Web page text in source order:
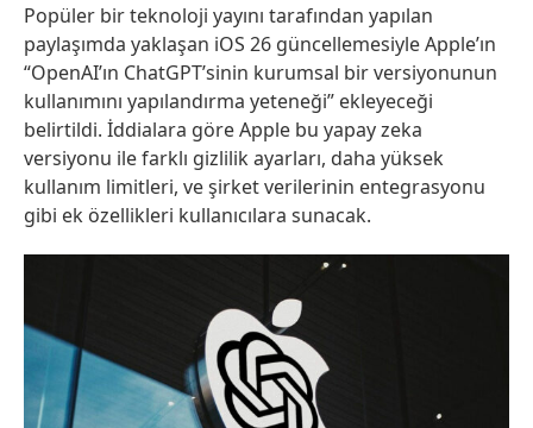
Popüler bir teknoloji yayını tarafından yapılan
paylaşımda yaklaşan iOS 26 güncellemesiyle Apple’ın
“OpenAI’ın ChatGPT’sinin kurumsal bir versiyonunun
kullanımını yapılandırma yeteneği” ekleyeceği
belirtildi. İddialara göre Apple bu yapay zeka
versiyonu ile farklı gizlilik ayarları, daha yüksek
kullanım limitleri, ve şirket verilerinin entegrasyonu
gibi ek özellikleri kullanıcılara sunacak.